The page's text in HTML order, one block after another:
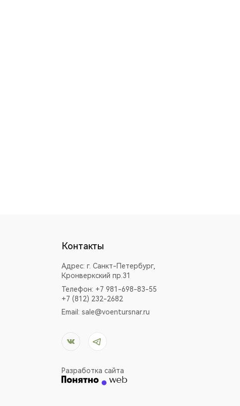
Контакты
Адрес:г. Санкт-Петербург,
Кронверкский пр.31
Телефон: +7 981-698-83-55
+7 (812) 232-2682
Email:sale@voentursnar.ru
Разработка сайта